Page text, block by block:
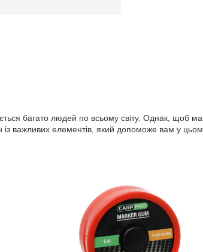
багато людей по всьому світу. Однак, щоб
важливих елементів, який допоможе вам у